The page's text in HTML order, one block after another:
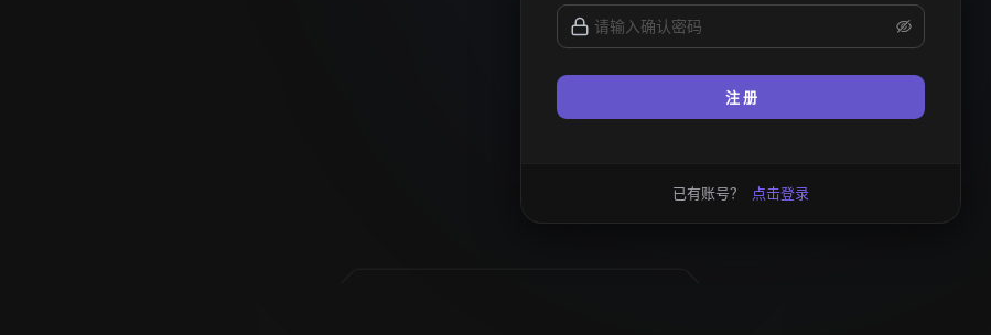
注 册
已有账号？ 点击登录